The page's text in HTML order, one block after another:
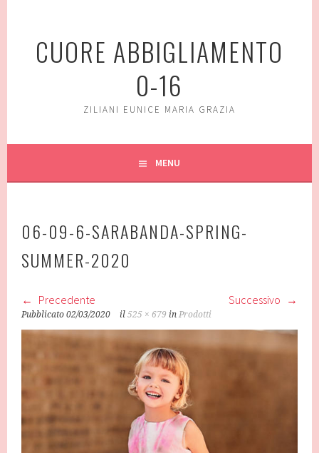
contenutoCUORE ABBIGLIAMENTO
0-16
ZILIANI EUNICE MARIA GRAZIA
MENU
06-09-6-SARABANDA-SPRING-
SUMMER-2020
Precedente Successivo
Pubblicato02/03/2020 il525 × 679 inProdotti